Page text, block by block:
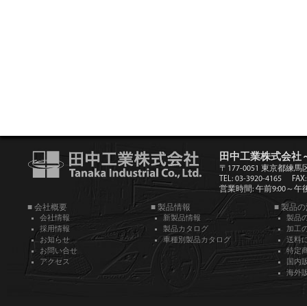
田中工業株式会社
〒177-0051 東京都練馬
TEL: 03-3920-4165
営業時間: 午前9:00～午
■ 会社概要
会社情報
採用情報
お知らせ
お問い合せ
アクセス
■ 製品情報
新製品情報
製品カタログ
車種別製品カタログ
■ 製品
製品
加工
送料
特定
国内
海外